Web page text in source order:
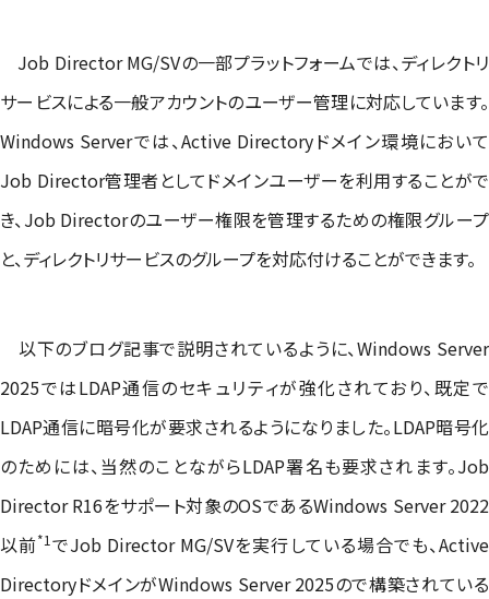
Job Director MG/SVの一部プラットフォームでは、ディレクトリ
サービスによる一般アカウントのユーザー管理に対応しています。
Windows Serverでは、Active Directoryドメイン環境において
Job Director管理者としてドメインユーザーを利用することがで
き、Job Directorのユーザー権限を管理するための権限グループ
と、ディレクトリサービスのグループを対応付けることができます。
以下のブログ記事で説明されているように、Windows Server
2025ではLDAP通信のセキュリティが強化されており、既定で
LDAP通信に暗号化が要求されるようになりました。LDAP暗号化
のためには、当然のことながらLDAP署名も要求されます。Job
Director R16をサポート対象のOSであるWindows Server 2022
以前*1 でJob Director MG/SVを実行している場合でも、Active
DirectoryドメインがWindows Server 2025ので構築されている